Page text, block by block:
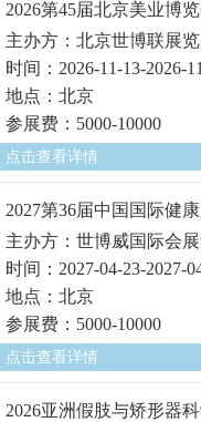
2026第45届北京美业博
主办方：北京世博联展
时间：2026-11-13-2026-
地点：北京
参展费：5000-10000
点击查看详情
2027第36届中国国际健
主办方：世博威国际会展
时间：2027-04-23-2027-
地点：北京
参展费：5000-10000
点击查看详情
2026亚洲假肢与矫形器